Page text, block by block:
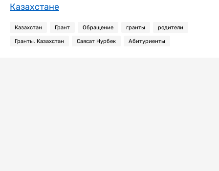
Казахстане
Казахстан Грант Обращение гранты родители
Гранты. Казахстан Саясат Нурбек Абитуриенты